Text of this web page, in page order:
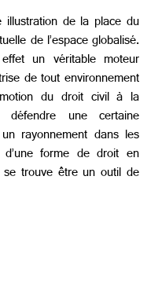
illustration de la place du
de l’espace globalisé.
un véritable moteur
de tout environnement
du droit civil à la
défendre une certaine
rayonnement dans les
forme de droit en
trouve être un outil de